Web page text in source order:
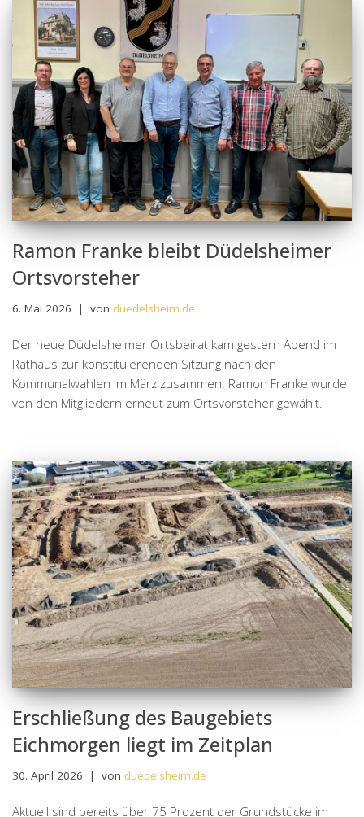
Ramon Franke bleibt Düdelsheimer
Ortsvorsteher
6. Mai 2026 von duedelsheim.de
Der neue Düdelsheimer Ortsbeirat kam gestern Abend im
Rathaus zur konstituierenden Sitzung nach den
Kommunalwahlen im März zusammen. Ramon Franke wurde
von den Mitgliedern erneut zum Ortsvorsteher gewählt.
Erschließung des Baugebiets
Eichmorgen liegt im Zeitplan
30. April 2026 von duedelsheim.de
Aktuell sind bereits über 75 Prozent der Grundstücke im